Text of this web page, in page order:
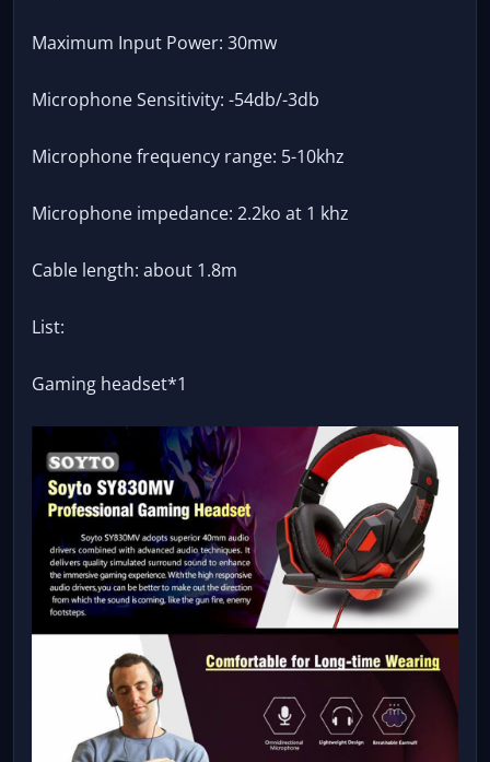
Maximum Input Power: 30mw
Microphone Sensitivity: -54db/-3db
Microphone frequency range: 5-10khz
Microphone impedance: 2.2ko at 1 khz
Cable length: about 1.8m
List:
Gaming headset*1